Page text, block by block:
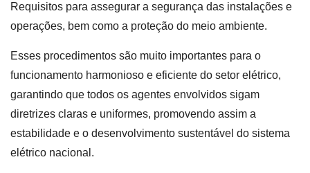
Requisitos para assegurar a segurança das instalações e
operações, bem como a proteção do meio ambiente.
Esses procedimentos são muito importantes para o
funcionamento harmonioso e eficiente do setor elétrico,
garantindo que todos os agentes envolvidos sigam
diretrizes claras e uniformes, promovendo assim a
estabilidade e o desenvolvimento sustentável do sistema
elétrico nacional.